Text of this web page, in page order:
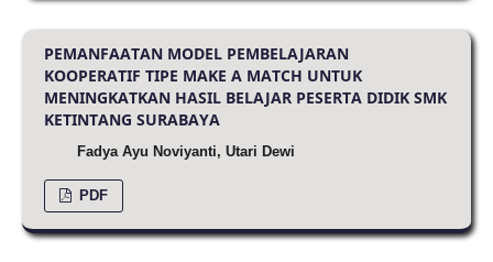
PEMANFAATAN MODEL PEMBELAJARAN
KOOPERATIF TIPE MAKE A MATCH UNTUK
MENINGKATKAN HASIL BELAJAR PESERTA DIDIK SMK
KETINTANG SURABAYA
Fadya Ayu Noviyanti, Utari Dewi
PDF